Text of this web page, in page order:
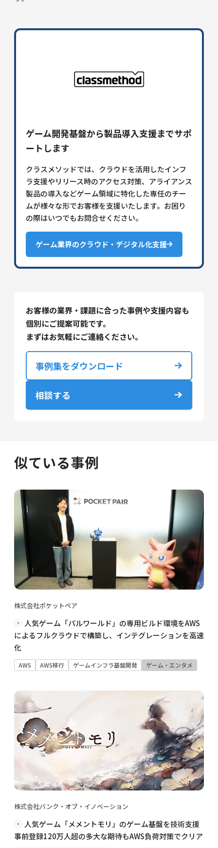
ゲーム開発基盤から製品導入支援までサポ
ートします
クラスメソッドでは、クラウドを活用したインフ
ラ支援やリリース時のアクセス対策、アライアンス
製品の導入などゲーム領域に特化した専任のチー
ムが様々な形でお客様を支援いたします。お困り
の際はいつでもお問合せください。
ゲーム業界のクラウド・デジタル化支援
お客様の業界・課題に合った事例や支援内容も
個別にご提案可能です。
まずはお気軽にご連絡ください。
事例集をダウンロード
相談する
似ている事例
株式会社ポケットペア
人気ゲーム「パルワールド」の専用ビルド環境をAWS
によるフルクラウドで構築し、インテグレーションを高速
化
AWS AWS移行 ゲームインフラ基盤開発 ゲーム・エンタメ
株式会社バンク・オブ・イノベーション
人気ゲーム「メメントモリ」のゲーム基盤を技術支援
事前登録120万人超の多大な期待もAWS負荷対策でクリア